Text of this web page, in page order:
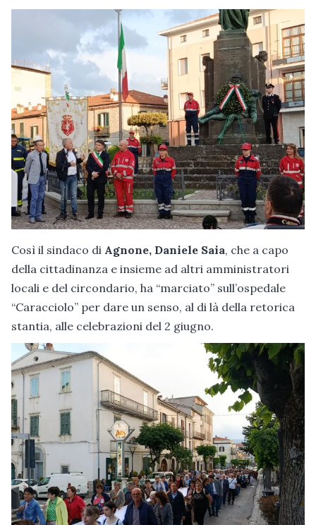
Così il sindaco di Agnone, Daniele Saia, che a capo
della cittadinanza e insieme ad altri amministratori
locali e del circondario, ha “marciato” sull’ospedale
“Caracciolo” per dare un senso, al di là della retorica
stantia, alle celebrazioni del 2 giugno.